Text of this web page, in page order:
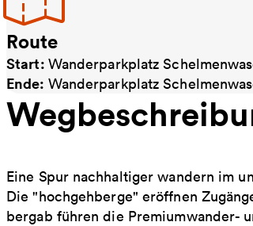
Route
Start: Wanderparkplatz
Ende: Wanderparkplatz
Eine Spur nachhaltiger wandern im
Die "hochgehberge" eröffnen
bergab führen die Premiumwander-